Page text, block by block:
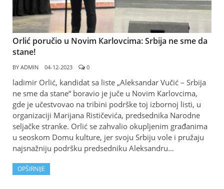
Orlić poručio u Novim Кarlovcima: Srbija ne sme da
stane!
BY ADMIN 04-12-2023 0
ladimir Orlić, kandidat sa liste „Aleksandar Vučić – Srbija
ne sme da stane“ boravio je juče u Novim Кarlovcima,
gde je učestvovao na tribini podrške toj izbornoj listi, u
organizaciji Marijana Rističevića, predsednika Narodne
seljačke stranke. Orlić se zahvalio okupljenim građanima
u seoskom Domu kulture, jer svoju Srbiju vole i pružaju
najsnažniju podršku predsedniku Aleksandru…
OPŠIRNIJE